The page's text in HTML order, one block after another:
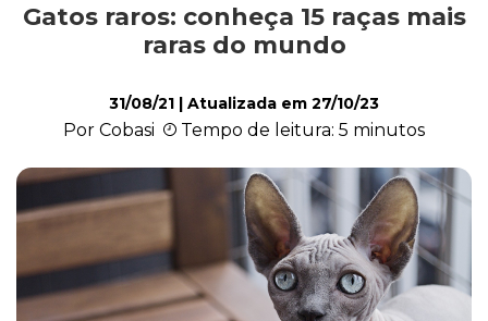
Comportamento
Curiosidades
Filhote
Gatos raros: conheça 15 raças mais
raras do mundo
31/08/21 | Atualizada em 27/10/23
Por Cobasi Tempo de leitura: 5 minutos